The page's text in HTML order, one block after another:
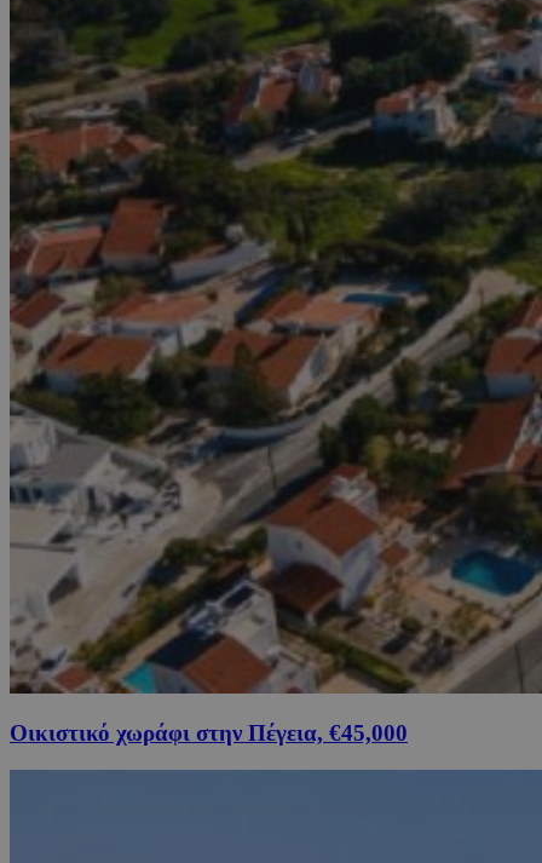
Οικιστικό χωράφι στην Πέγεια, €45,000